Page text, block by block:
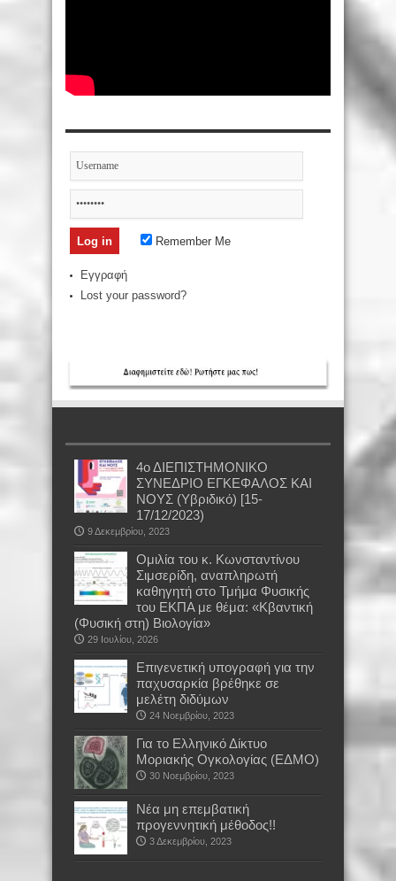
Remember Me
Εγγραφή
Lost your password?
4ο ΔΙΕΠΙΣΤΗΜΟΝΙΚΟ
ΣΥΝΕΔΡΙΟ ΕΓΚΕΦΑΛΟΣ ΚΑΙ
ΝΟΥΣ (Υβριδικό) [15-
17/12/2023)
9 Δεκεμβρίου, 2023
Oμιλία του κ. Κωνσταντίνου
Σιμσερίδη, αναπληρωτή
καθηγητή στο Τμήμα Φυσικής
του ΕΚΠΑ με θέμα: «Κβαντική
(Φυσική στη) Βιολογία»
29 Ιουλίου, 2026
Επιγενετική υπογραφή για την
παχυσαρκία βρέθηκε σε
μελέτη διδύμων
24 Νοεμβρίου, 2023
Για το Ελληνικό Δίκτυο
Μοριακής Ογκολογίας (ΕΔΜΟ)
30 Νοεμβρίου, 2023
Νέα μη επεμβατική
προγεννητική μέθοδος!!
3 Δεκεμβρίου, 2023